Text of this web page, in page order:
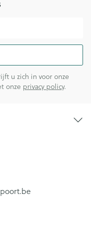
u zich in voor onze
onze privacy policy.